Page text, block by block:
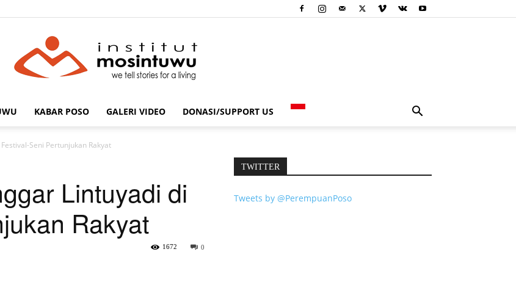
KABAR POSO GALERI VIDEO DONASI/SUPPORT US
Seni Pertunjukan Rakyat
Lintuyadi di
Rakyat
0
1672
TWITTER
Tweets by @PerempuanPoso